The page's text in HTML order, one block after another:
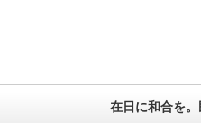
在日に和合を。